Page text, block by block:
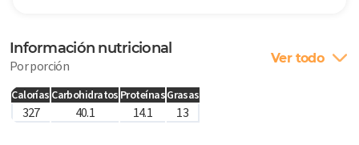
Información nutricional
Por porción Ver todo
Calorías Carbohidratos ProteínasGrasas
327 40.1 14.1 13